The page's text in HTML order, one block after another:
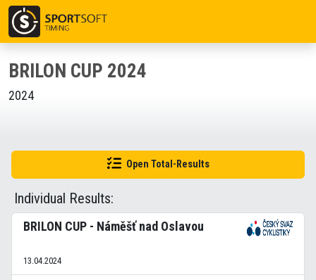
BRILON CUP 2024
2024
Open Total-Results
Individual Results:
BRILON CUP - Náměšť nad Oslavou
13.04.2024